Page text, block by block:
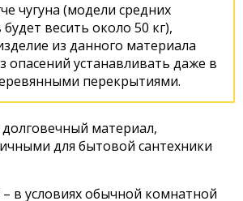
чугуна (модели средних
весить около 50 кг),
из данного материала
опасений устанавливать даже в
перекрытиями.
материал,
для бытовой сантехники
в условиях обычной комнатной